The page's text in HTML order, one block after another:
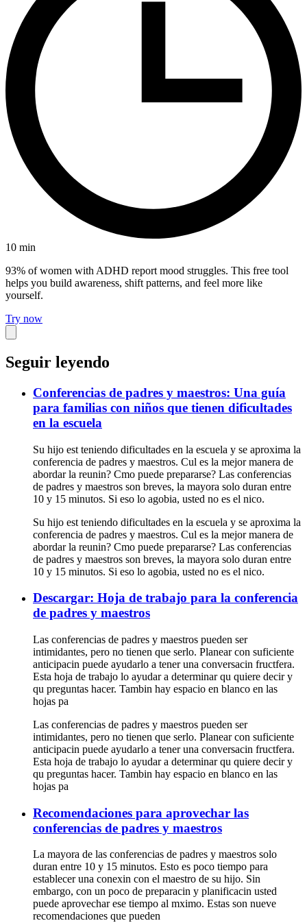
10 min
93% of women with ADHD report mood struggles. This free tool
helps you build awareness, shift patterns, and feel more like
yourself.
Try now
Seguir leyendo
Conferencias de padres y maestros: Una guía
para familias con niños que tienen dificultades
en la escuela
Su hijo est teniendo dificultades en la escuela y se aproxima la
conferencia de padres y maestros. Cul es la mejor manera de
abordar la reunin? Cmo puede prepararse? Las conferencias
de padres y maestros son breves, la mayora solo duran entre
10 y 15 minutos. Si eso lo agobia, usted no es el nico.
Su hijo est teniendo dificultades en la escuela y se aproxima la
conferencia de padres y maestros. Cul es la mejor manera de
abordar la reunin? Cmo puede prepararse? Las conferencias
de padres y maestros son breves, la mayora solo duran entre
10 y 15 minutos. Si eso lo agobia, usted no es el nico.
Descargar: Hoja de trabajo para la conferencia
de padres y maestros
Las conferencias de padres y maestros pueden ser
intimidantes, pero no tienen que serlo. Planear con suficiente
anticipacin puede ayudarlo a tener una conversacin fructfera.
Esta hoja de trabajo lo ayudar a determinar qu quiere decir y
qu preguntas hacer. Tambin hay espacio en blanco en las
hojas pa
Las conferencias de padres y maestros pueden ser
intimidantes, pero no tienen que serlo. Planear con suficiente
anticipacin puede ayudarlo a tener una conversacin fructfera.
Esta hoja de trabajo lo ayudar a determinar qu quiere decir y
qu preguntas hacer. Tambin hay espacio en blanco en las
hojas pa
Recomendaciones para aprovechar las
conferencias de padres y maestros
La mayora de las conferencias de padres y maestros solo
duran entre 10 y 15 minutos. Esto es poco tiempo para
establecer una conexin con el maestro de su hijo. Sin
embargo, con un poco de preparacin y planificacin usted
puede aprovechar ese tiempo al mximo. Estas son nueve
recomendaciones que pueden